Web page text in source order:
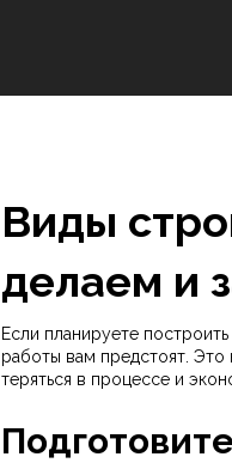
Виды
делаем и
Если планируете
работы вам предстоят. Это
теряться в процессе и